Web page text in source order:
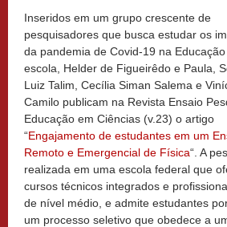
Inseridos em um grupo crescente de
pesquisadores que busca estudar os
da pandemia de Covid-19 na
escola, Helder de Figueirêdo e Paula,
Luiz Talim, Cecília Siman Salema e
Camilo publicam na Revista Ensaio
Educação em Ciências (v.23) o artigo
“Engajamento de estudantes em um
Remoto e Emergencial de Física“. A
realizada em uma escola federal que
cursos técnicos integrados e
de nível médio, e admite estudantes
um processo seletivo que obedece a